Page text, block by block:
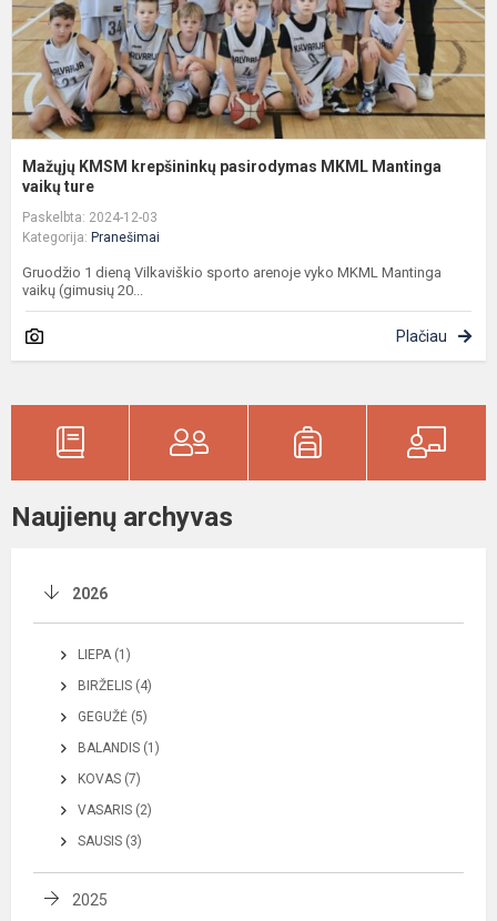
Mažųjų KMSM krepšininkų pasirodymas MKML Mantinga
vaikų ture
Paskelbta: 2024-12-03
Kategorija: Pranešimai
Gruodžio 1 dieną Vilkaviškio sporto arenoje vyko MKML Mantinga
vaikų (gimusių 20...
Plačiau
Naujienų archyvas
2026
LIEPA (1)
BIRŽELIS (4)
GEGUŽĖ (5)
BALANDIS (1)
KOVAS (7)
VASARIS (2)
SAUSIS (3)
2025